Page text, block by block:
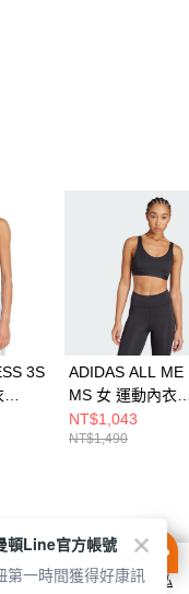
3S
ADIDAS ALL ME
MS 女 運動內衣
JL5491
NT$1,043
NT$1,490
方式之詳情，及若您不希
設定，請參閱本網站「
隱私
頓Line官方帳號
第一時間獲得好康訊